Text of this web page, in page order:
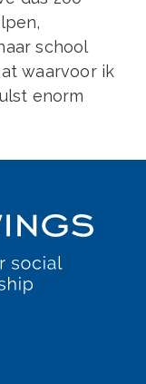
school
waarvoor ik
enorm